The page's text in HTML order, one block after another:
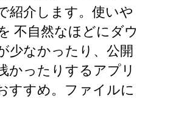
紹介します。使いや
不自然なほどにダウ
少なかったり、公開
かったりするアプリ
すすめ。ファイルに